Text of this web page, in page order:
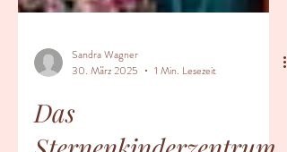
Sandra Wagner